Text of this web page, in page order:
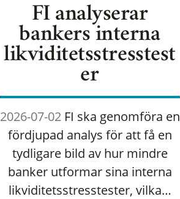
FI analyserar
bankers interna
likviditetsstresstest
er
2026-07-02FI ska genomföra en
fördjupad analys för att få en
tydligare bild av hur mindre
banker utformar sina interna
likviditetsstresstester, vilka…